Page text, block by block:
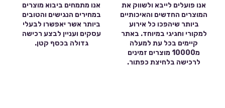
אנו פועלים לייבא ולשווק את
המוצרים החדשים והאיכותיים
ביותר שיהפכו כל אירוע
למקורי וחגיגי במיוחד. באתר
קיימים בכל עת למעלה
מ10000 מוצרים זמינים
לרכישה בלחיצת כפתור.
אנו מתמחים ביבוא מוצרים
במחירים הנגישים והטובים
ביותר אשר יאפשרו לבעלי
עסקים ועניין לבצע רכישה
גדולה בכסף קטן.